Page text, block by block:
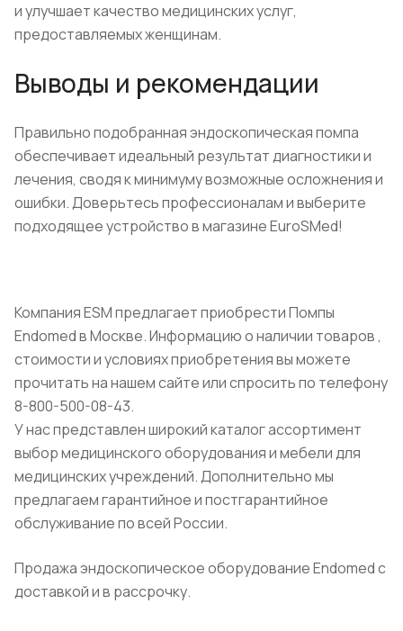
и улучшает качество медицинских услуг,
предоставляемых женщинам.
Выводы и рекомендации
Правильно подобранная эндоскопическая помпа
обеспечивает идеальный результат диагностики и
лечения, сводя к минимуму возможные осложнения и
ошибки. Доверьтесь профессионалам и выберите
подходящее устройство в магазине EuroSMed!
Компания ESM предлагает приобрести Помпы
Endomed в Москве. Информацию о наличии товаров ,
стоимости и условиях приобретения вы можете
прочитать на нашем сайте или спросить по телефону
8-800-500-08-43.
У нас представлен широкий каталог ассортимент
выбор медицинского оборудования и мебели для
медицинских учреждений. Дополнительно мы
предлагаем гарантийное и постгарантийное
обслуживание по всей России.
Продажа эндоскопическое оборудование Endomed с
доставкой и в рассрочку.